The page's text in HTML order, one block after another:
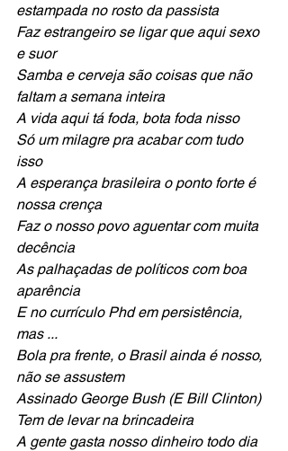
estampada no rosto da passista
Faz estrangeiro se ligar que aqui sexo
e suor
Samba e cerveja são coisas que não
faltam a semana inteira
A vida aqui tá foda, bota foda nisso
Só um milagre pra acabar com tudo
isso
A esperança brasileira o ponto forte é
nossa crença
Faz o nosso povo aguentar com muita
decência
As palhaçadas de políticos com boa
aparência
E no currículo Phd em persistência,
mas ...
Bola pra frente, o Brasil ainda é nosso,
não se assustem
Assinado George Bush (E Bill Clinton)
Tem de levar na brincadeira
A gente gasta nosso dinheiro todo dia